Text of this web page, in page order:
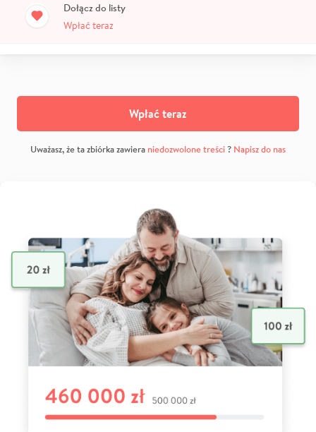
Dołącz do listy
Wpłać teraz
Wpłać teraz
Uważasz, że ta zbiórka zawiera niedozwolone treści? Napisz do nas